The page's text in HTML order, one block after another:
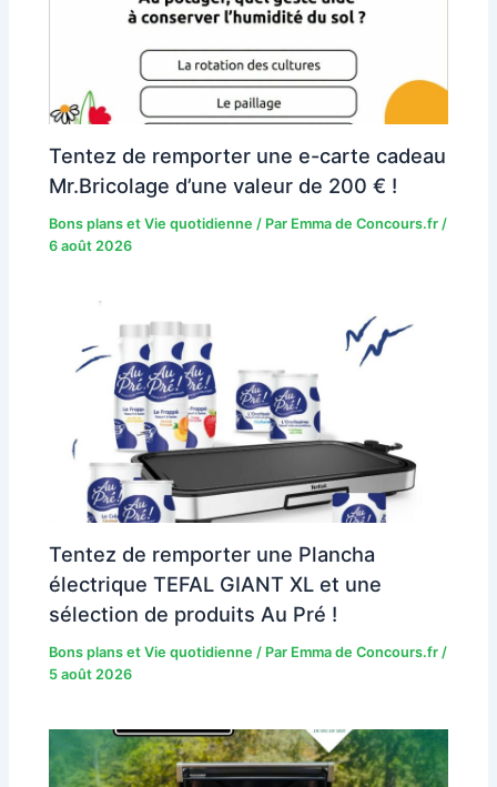
Tentez de remporter une e-carte cadeau
Mr.Bricolage d’une valeur de 200 € !
Bons plans et Vie quotidienne / Par Emma de Concours.fr /
6 août 2026
Tentez de remporter une Plancha
électrique TEFAL GIANT XL et une
sélection de produits Au Pré !
Bons plans et Vie quotidienne / Par Emma de Concours.fr /
5 août 2026